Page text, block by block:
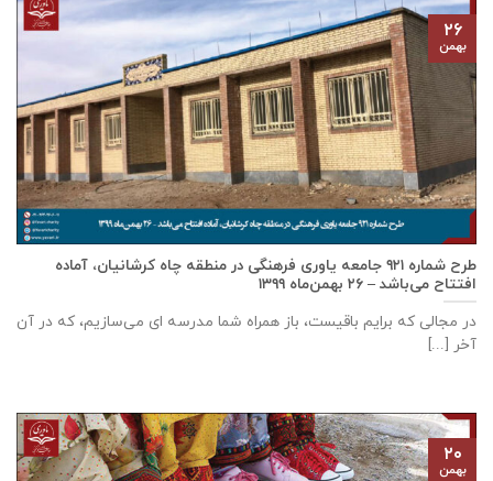
طرح شماره ۹۲۱ جامعه ياوری فرهنگی در منطقه چاه کرشانیان، آماده
افتتاح می‌باشد – ۲۶ بهمن‌ماه ۱۳۹۹
در مجالی که برایم باقیست، باز همراه شما مدرسه ای می‌سازیم، که در آن
آخر [...]
۲۶
بهمن
۲۰
بهمن